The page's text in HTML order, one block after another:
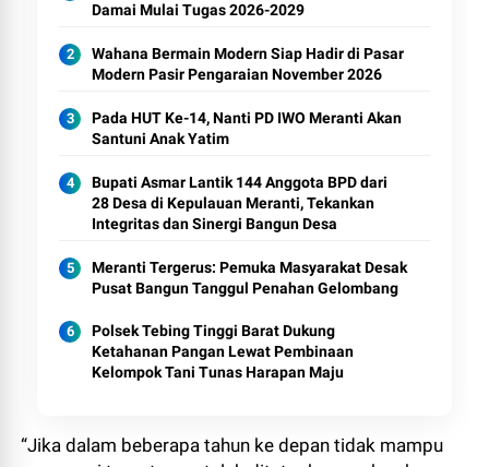
Damai Mulai Tugas 2026-2029
Wahana Bermain Modern Siap Hadir di Pasar
Modern Pasir Pengaraian November 2026
Pada HUT Ke-14, Nanti PD IWO Meranti Akan
Santuni Anak Yatim
Bupati Asmar Lantik 144 Anggota BPD dari
28 Desa di Kepulauan Meranti, Tekankan
Integritas dan Sinergi Bangun Desa
Meranti Tergerus: Pemuka Masyarakat Desak
Pusat Bangun Tanggul Penahan Gelombang
Polsek Tebing Tinggi Barat Dukung
Ketahanan Pangan Lewat Pembinaan
Kelompok Tani Tunas Harapan Maju
“Jika dalam beberapa tahun ke depan tidak mampu